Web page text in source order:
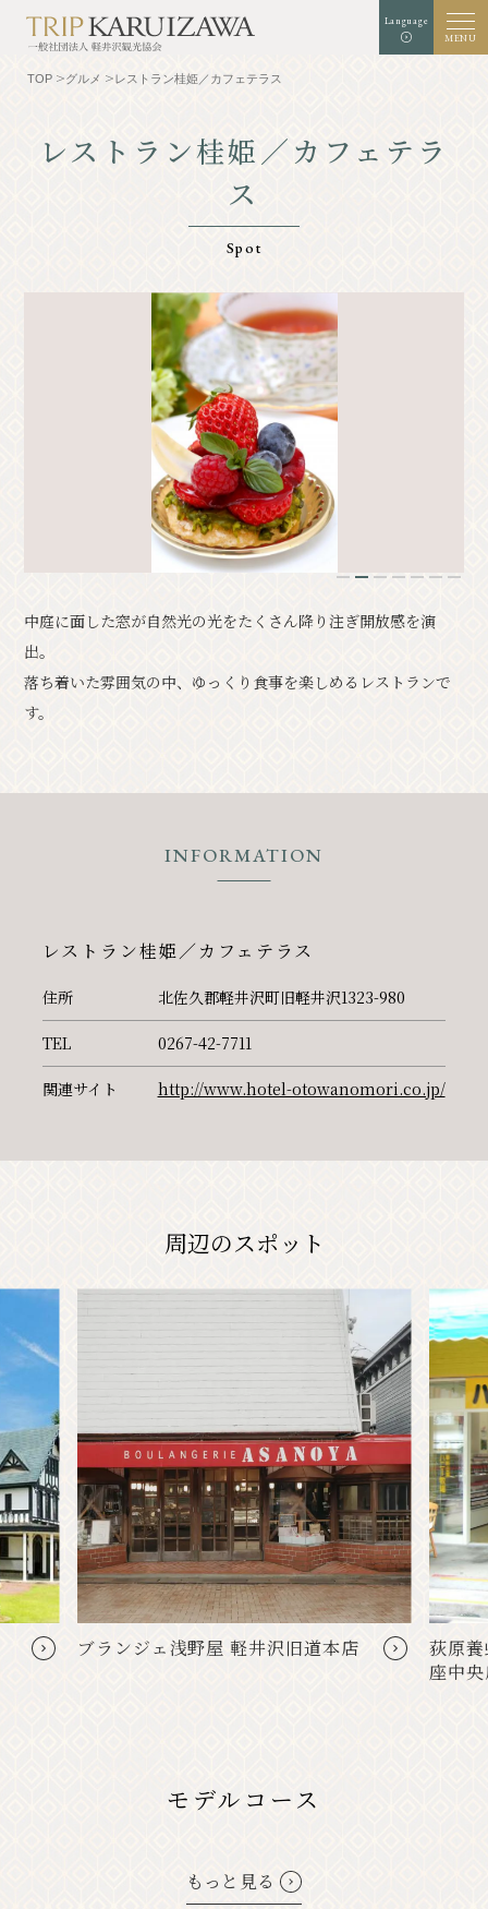
Language
MENU
青
軽井沢を知る
クラシック
グルメ
体験・アート
ショップ
モデルコース
イベント情報
フォトギャラリー
その他の協会員
観光案内所
観光協会について
バナー広告案内
お問い合わせ
PR
TOP グルメ レストラン桂姫／カフェテラス
レストラン桂姫／カフェテラ
ス
Spot
中庭に面した窓が自然光の光をたくさん降り注ぎ開放感を演
出。
落ち着いた雰囲気の中、ゆっくり食事を楽しめるレストランで
す。
INFORMATION
レストラン桂姫／カフェテラス
住所 北佐久郡軽井沢町旧軽井沢1323-980
TEL 0267-42-7711
関連サイト http://www.hotel-otowanomori.co.jp/
周辺のスポット
ブランジェ浅野屋 軽井沢旧道本店
荻原
座中
モデルコース
もっと見る